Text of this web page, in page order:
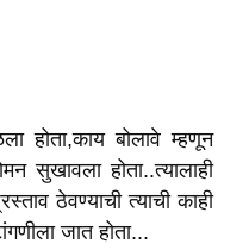
होता,काय बोलावे म्हणून
सुखावला होता..त्यालाही
ठेवण्याची त्याची काही
जात होता...